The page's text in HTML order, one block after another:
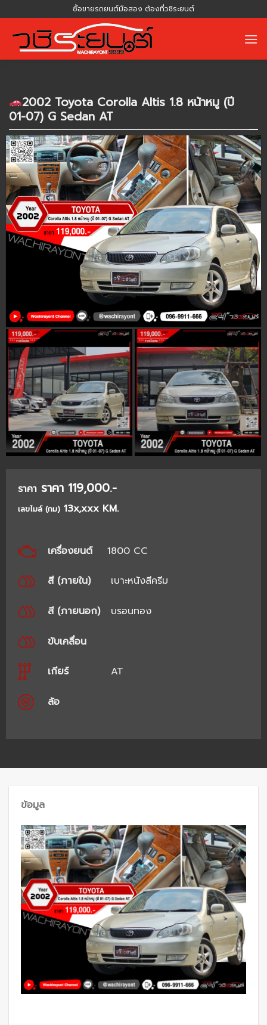
to
content
ซื้อขายรถยนต์มือสอง ต้องที่วชิระยนต์
2002 Toyota Corolla Altis 1.8 หน้าหมู (ปี
01-07) G Sedan AT
ราคาราคา 119,000.-
เลขไมล์ (กม)13x,xxx KM.
เครื่องยนต์ 1800 CC
สี (ภายใน) เบาะหนังสีครีม
สี (ภายนอก) บรอนทอง
ขับเคลื่อน
เกียร์ AT
ล้อ
ข้อมูล